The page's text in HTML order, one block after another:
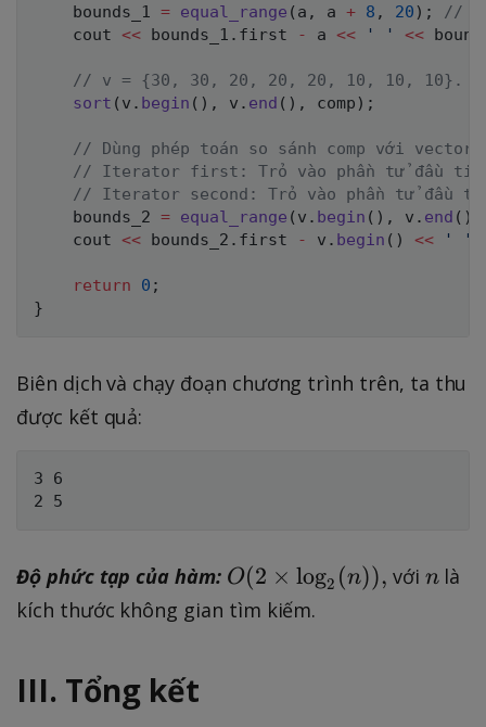
    bounds_1
= equal_range ( a , a + 8 , 20 ) ;
//
    cout
<< bounds_1 . first - a << ' ' <<
// v = {30, 30, 20, 20, 20, 10, 10, 10}.
sort ( v . begin ( ) , v . end ( ) , comp ) ;
// Dùng phép toán so sánh comp với vector
// Iterator first: Trỏ vào phần tử đầu tiên
// Iterator second: Trỏ vào phần tử đầu
    bounds_2
= equal_range ( v . begin ( ) , v . end ( )
    cout
<< bounds_2 . first - v . begin ( ) << ' '
return 0 ;
}
Biên dịch và chạy đoạn chương trình trên, ta thu
được kết quả:
3 6
Độ phức tạp của hàm: O
(
O(2 × log2 (n)), với n
nlà
kích thước không gian tìm kiếm.
III. Tổng kết